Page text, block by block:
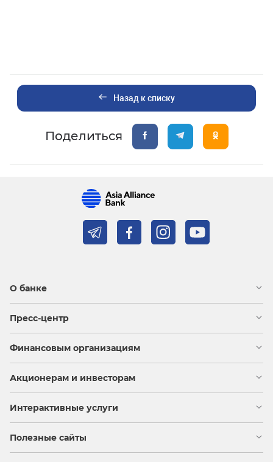
Назад к списку
Поделиться
О банке
Пресс-центр
Финансовым организациям
Акционерам и инвесторам
Интерактивные услуги
Полезные сайты